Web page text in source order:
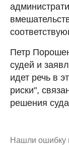
Петр
судей и
идет речь в
риски",
решения
Нашли ошибку